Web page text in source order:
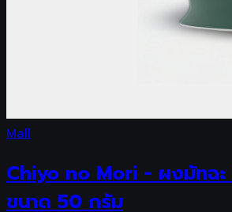
Mall
Chiyo no Mori - ผงมัทฉ
ขนาด 50 กรัม